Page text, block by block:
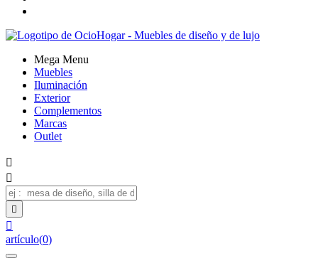
Mega Menu
Muebles
Iluminación
Exterior
Complementos
Marcas
Outlet




artículo(0)